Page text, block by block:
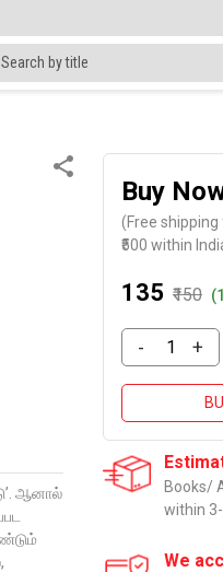
ஆனால்
Buy
(Free
₹500 within
₹135 ₹150
- +
Books/
within
We